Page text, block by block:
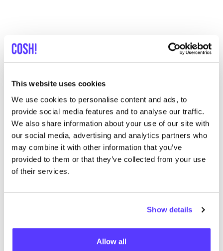
This website uses cookies
We use cookies to personalise content and ads, to
provide social media features and to analyse our traffic.
We also share information about your use of our site with
our social media, advertising and analytics partners who
may combine it with other information that you’ve
provided to them or that they’ve collected from your use
of their services.
Show details
Allow all
Entdecke, wo Du Udiri einkaufen
Alle 1 Geschäfte anzeigen
Udiri
Ajibodu Street 5, Lagos